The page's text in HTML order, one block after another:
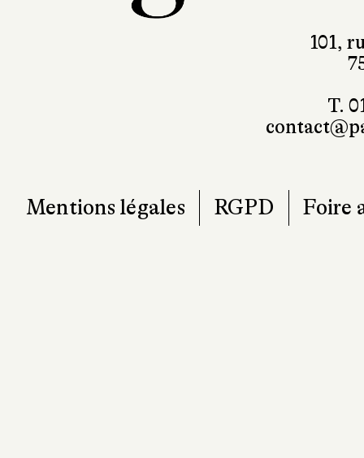
101,
T.
Mentions légales RGPD Foire